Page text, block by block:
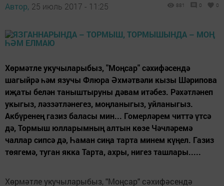
Автор, 25 июль 2017 - 11:25 881 0 0
Хөрмәтле укучыларыбыз, "Моңсар" сәхифәсендә
шагыйрә һәм язучы Флюра Әхмәтвәли кызы Шәрипова
иҗаты белән таныштыруны дәвам итәбез. Рәхәтләнеп
укыгыз, ләззәтләнегез, моңланыгыз, уйланыгыз.
Акбүренең газиз баласы мин... Гомерләрем читтә үтсә
дә, Тормыш юлларымның алтын көзе Чәчләремә
чаллар сипсә дә, Һаман сиңа тарта минем күңел. Газиз
төягемә, туган якка Тарта, ахры, нигез ташлары.....
Хөрмәтле укучыларыбыз, "Моңсар" сәхифәсендә